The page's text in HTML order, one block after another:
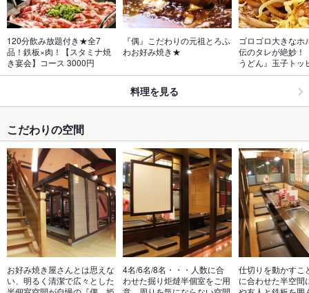
120分飲み放題付き★全7
品！鉄板×肉！【スタミナ焼
き宴会】コース 3000円
『偶』こだわりの元祖とろふ
わお好み焼き★
ゴロゴロ大きなホ
伝のタレが絶妙！
うどん』玉子トッ
料理を見る
こだわりの空間
お好み焼き屋さんとは思えな
い、明るく清潔で広々とした
4名/6名/8名・・・人数に合
わせた掘り炬燵半個室をご用
仕切りを動かすこ
に合わせた半空間